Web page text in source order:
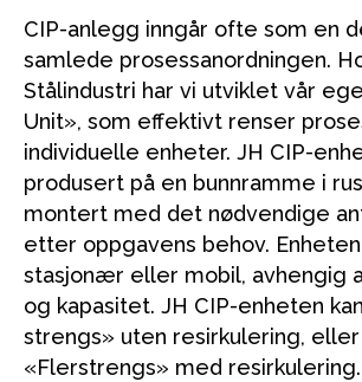
CIP-anlegg inngår ofte som en
samlede prosessanordningen.
Stålindustri har vi utviklet vår
Unit», som effektivt renser
individuelle enheter. JH CIP-
produsert på en bunnramme i
montert med det nødvendige
etter oppgavens behov.
stasjonær eller mobil, avhengig
og kapasitet. JH CIP-enheten
strengs» uten resirkulering, eller
«Flerstrengs» med resirkulering.